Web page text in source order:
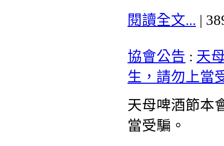
閱讀全文... |
協會公告 : 天
生，請勿上當
天母啤酒節本
當受騙。